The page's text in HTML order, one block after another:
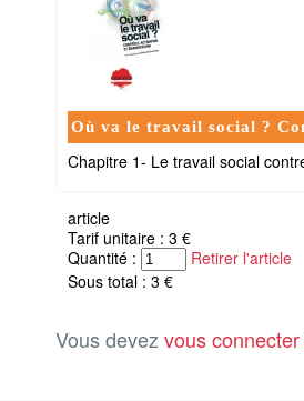
Où va le travail social ?
Chapitre 1- Le travail social
article
Tarif unitaire : 3 €
Quantité :
Retirer l'article
Sous total : 3 €
Vous devez vous